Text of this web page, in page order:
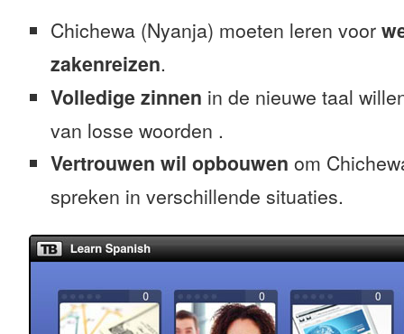
Chichewa (Nyanja) moeten leren voor
zakenreizen.
Volledige zinnen in de nieuwe taal
van losse woorden .
Vertrouwen wil opbouwen om
spreken in verschillende situaties.